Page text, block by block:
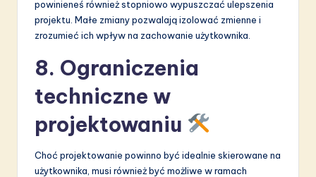
powinieneś również stopniowo wypuszczać ulepszenia
projektu. Małe zmiany pozwalają izolować zmienne i
zrozumieć ich wpływ na zachowanie użytkownika.
8. Ograniczenia
techniczne w
projektowaniu
Choć projektowanie powinno być idealnie skierowane na
użytkownika, musi również być możliwe w ramach